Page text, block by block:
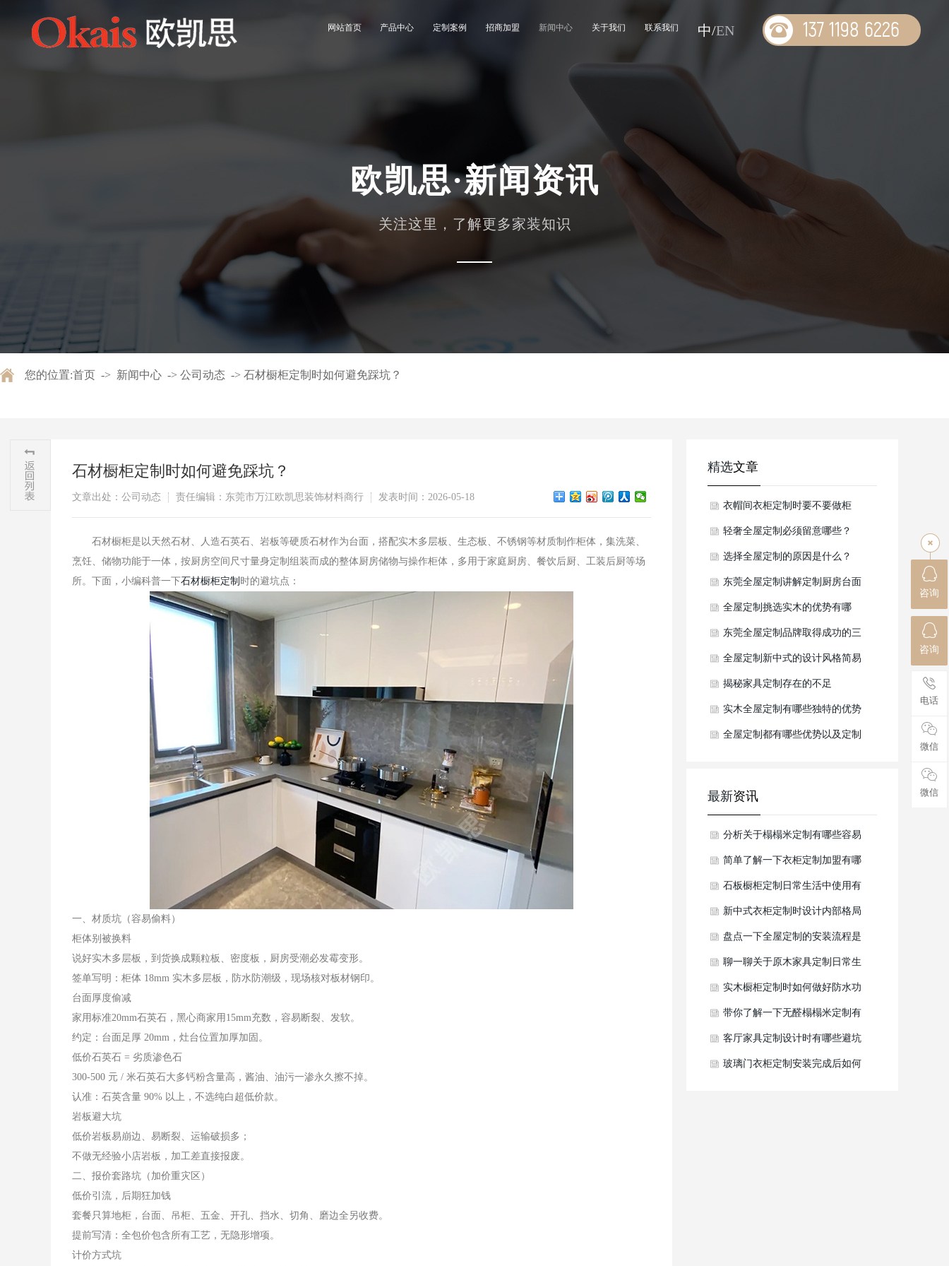
137 1198 6226
网站首页 产品中心 定制案例 招商加盟 新闻中心 关于我们 联系我们 中/EN
欧凯思·新闻资讯
关注这里，了解更多家装知识
您的位置:首页 -> 新闻中心 -> 公司动态 -> 石材橱柜定制时如何避免踩坑？
石材橱柜定制时如何避免踩坑？
文章出处：公司动态 责任编辑：东莞市万江欧凯思装饰材料商行 发表时间：2026-05-18
​石材橱柜是以天然石材、人造石英石、岩板等硬质石材作为台面，搭配实木多层板、生态板、不锈钢等材质制作柜体，集洗菜、
烹饪、储物功能于一体，按厨房空间尺寸量身定制组装而成的整体厨房储物与操作柜体，多用于家庭厨房、餐饮后厨、工装后厨等场
所。下面，小编科普一下石材橱柜定制 时的避坑点：
一、材质坑（容易偷料）
柜体别被换料
说好实木多层板，到货换成颗粒板、密度板，厨房受潮必发霉变形。
签单写明：柜体 18mm 实木多层板，防水防潮级，现场核对板材钢印。
台面厚度偷减
家用标准20mm石英石，黑心商家用15mm充数，容易断裂、发软。
约定：台面足厚 20mm，灶台位置加厚加固。
低价石英石 = 劣质渗色石
300-500 元 / 米石英石大多钙粉含量高，酱油、油污一渗永久擦不掉。
认准：石英含量 90% 以上，不选纯白超低价款。
岩板避大坑
低价岩板易崩边、易断裂、运输破损多；
不做无经验小店岩板，加工差直接报废。
二、报价套路坑（加价重灾区）
低价引流，后期狂加钱
套餐只算地柜，台面、吊柜、五金、开孔、挡水、切角、磨边全另收费。
提前写清：全包价包含所有工艺，无隐形增项。
计价方式坑
精选文章
衣帽间衣柜定制时要不要做柜
门？
轻奢全屋定制必须留意哪些？
选择全屋定制的原因是什么？
东莞全屋定制讲解定制厨房台面
该怎么选？
全屋定制挑选实木的优势有哪
些？
东莞全屋定制品牌取得成功的三
个方法
全屋定制新中式的设计风格简易
单纯
揭秘家具定制存在的不足
实木全屋定制有哪些独特的优势
全屋定制都有哪些优势以及定制
最新资讯
分析关于榻榻米定制有哪些容易
出现的质量问题？
简单了解一下衣柜定制加盟有哪
些避坑指南？
石板橱柜定制日常生活中使用有
哪些保养方法？
新中式衣柜定制时设计内部格局
避坑哪些细节？
盘点一下全屋定制的安装流程是
怎样的？
聊一聊关于原木家具定制日常生
活中有哪些保养技巧？
实木橱柜定制时如何做好防水功
能？
带你了解一下无醛榻榻米定制有
哪五大性能优势？
客厅家具定制设计时有哪些避坑
要点？
玻璃门衣柜定制安装完成后如何
咨询
咨询
电话
微信
微信